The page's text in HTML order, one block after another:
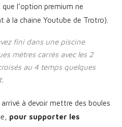
l’option premium ne
à la chaine Youtube de Trotro).
fini dans une piscine
mètres carrés avec les 2
au 4 temps quelques
à devoir mettre des boules
pour supporter les